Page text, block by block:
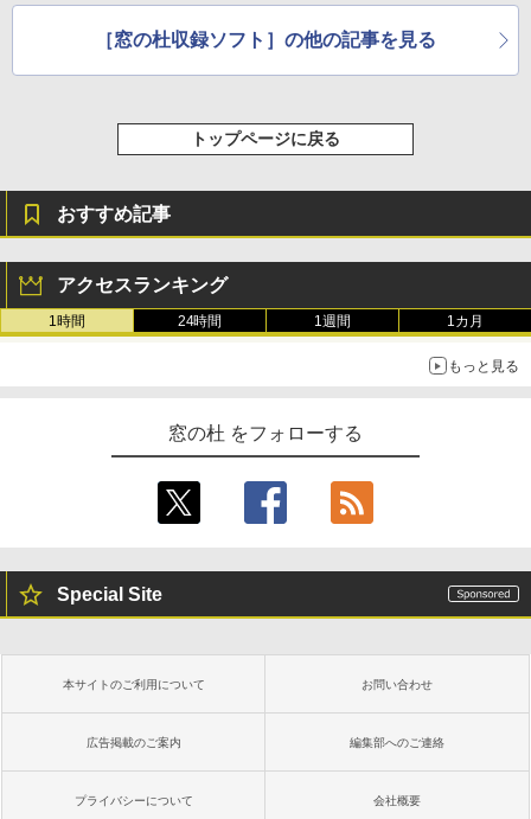
［窓の杜収録ソフト］の他の記事を見る
トップページに戻る
おすすめ記事
アクセスランキング
1時間 24時間 1週間 1カ月
もっと見る
窓の杜 をフォローする
Special Site
本サイトのご利用について お問い合わせ
広告掲載のご案内 編集部へのご連絡
プライバシーについて 会社概要